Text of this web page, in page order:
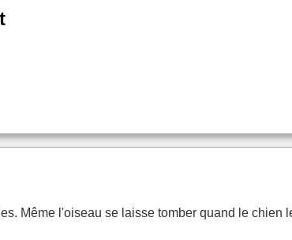
Même l'oiseau se laisse tomber quand le chien